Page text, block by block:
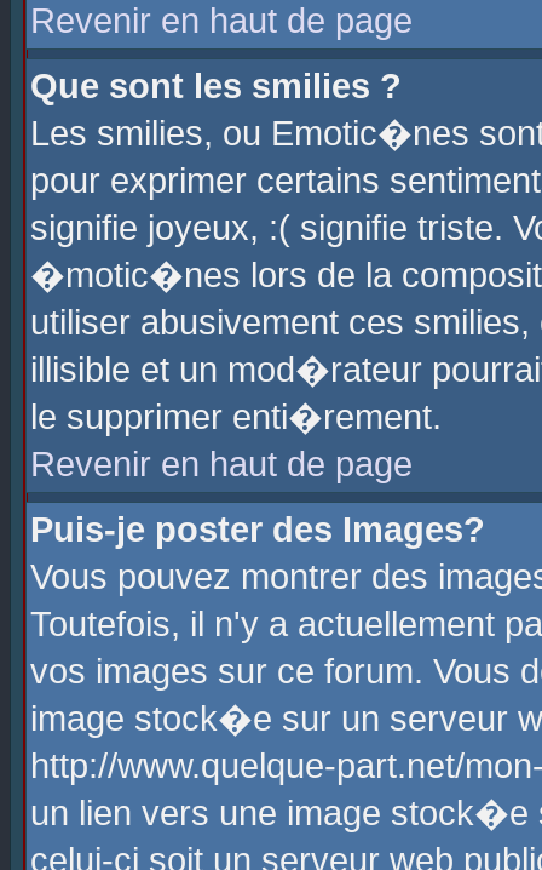
Revenir en haut de page
Que sont les smilies ?
Les smilies, ou Emotic�nes
pour exprimer certains
signifie joyeux, :( signifie triste.
�motic�nes lors de la
utiliser abusivement ces
illisible et un mod�rateur
le supprimer enti�rement.
Revenir en haut de page
Puis-je poster des Images?
Vous pouvez montrer des
Toutefois, il n'y a actuellement
vos images sur ce forum. Vous
image stock�e sur un serveur
http://www.quelque-part.net/
un lien vers une image
celui-ci soit un serveur web